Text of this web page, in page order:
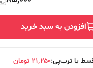
افزودن به سبد خرید
با ترب‌پی:۲۱٬۲۵۰ تومان